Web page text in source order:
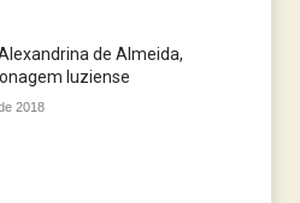
de Almeida,
luziense
2018